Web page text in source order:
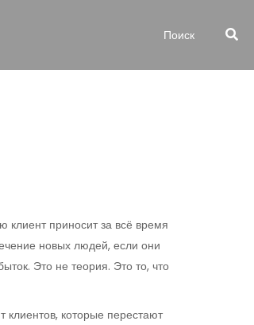
приносит за всё время
новых людей, если они
Это не теория. Это то, что
клиентов, которые перестают